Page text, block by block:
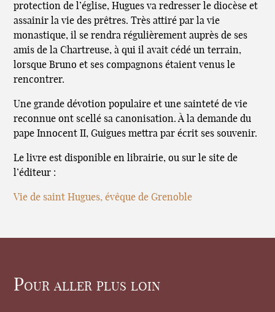
protection de l’église, Hugues va redresser le diocèse et
assainir la vie des prêtres. Très attiré par la vie
monastique, il se rendra régulièrement auprès de ses
amis de la Chartreuse, à qui il avait cédé un terrain,
lorsque Bruno et ses compagnons étaient venus le
rencontrer.
Une grande dévotion populaire et une sainteté de vie
reconnue ont scellé sa canonisation. À la demande du
pape Innocent II, Guigues mettra par écrit ses souvenir.
Le livre est disponible en librairie, ou sur le site de
l’éditeur :
Vie de saint Hugues, évêque de Grenoble
Pour aller plus loin